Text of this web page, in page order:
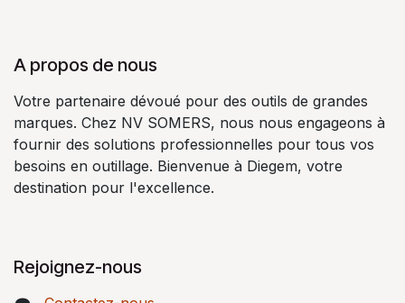
A propos de nous
Votre partenaire dévoué pour des outils de grandes
marques. Chez NV SOMERS, nous nous engageons à
fournir des solutions professionnelles pour tous vos
besoins en outillage. Bienvenue à Diegem, votre
destination pour l'excellence.
Rejoignez-nous